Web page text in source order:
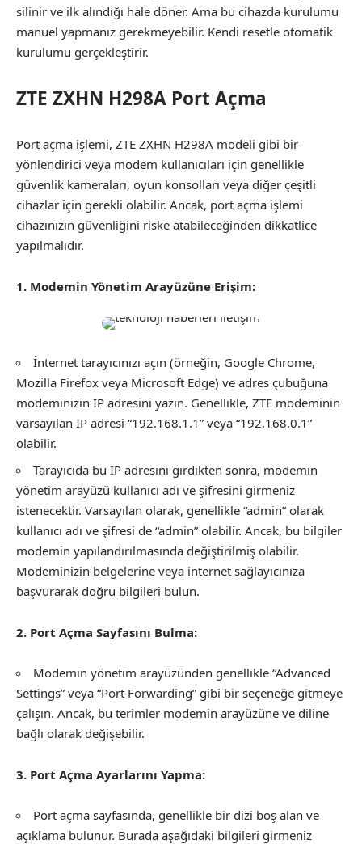
silinir ve ilk alındığı hale döner. Ama bu cihazda kurulumu
manuel yapmanız gerekmeyebilir. Kendi resetle otomatik
kurulumu gerçekleştirir.
ZTE ZXHN H298A Port Açma
Port açma işlemi, ZTE ZXHN H298A modeli gibi bir
yönlendirici veya modem kullanıcıları için genellikle
güvenlik kameraları, oyun konsolları veya diğer çeşitli
cihazlar için gerekli olabilir. Ancak, port açma işlemi
cihazınızın güvenliğini riske atabileceğinden dikkatlice
yapılmalıdır.
1. Modemin Yönetim Arayüzüne Erişim:
İnternet tarayıcınızı açın (örneğin, Google Chrome,
Mozilla Firefox veya Microsoft Edge) ve adres çubuğuna
modeminizin IP adresini yazın. Genellikle, ZTE modeminin
varsayılan IP adresi “192.168.1.1” veya “192.168.0.1”
olabilir.
Tarayıcıda bu IP adresini girdikten sonra, modemin
yönetim arayüzü kullanıcı adı ve şifresini girmeniz
istenecektir. Varsayılan olarak, genellikle “admin” olarak
kullanıcı adı ve şifresi de “admin” olabilir. Ancak, bu bilgiler
modemin yapılandırılmasında değiştirilmiş olabilir.
Modeminizin belgelerine veya internet sağlayıcınıza
başvurarak doğru bilgileri bulun.
2. Port Açma Sayfasını Bulma:
Modemin yönetim arayüzünden genellikle “Advanced
Settings” veya “Port Forwarding” gibi bir seçeneğe gitmeye
çalışın. Ancak, bu terimler modemin arayüzüne ve diline
bağlı olarak değişebilir.
3. Port Açma Ayarlarını Yapma:
Port açma sayfasında, genellikle bir dizi boş alan ve
açıklama bulunur. Burada aşağıdaki bilgileri girmeniz